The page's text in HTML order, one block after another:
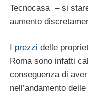
Tecnocasa – si
aumento
I prezzi delle
Roma sono infatti
conseguenza di
nell’andamento